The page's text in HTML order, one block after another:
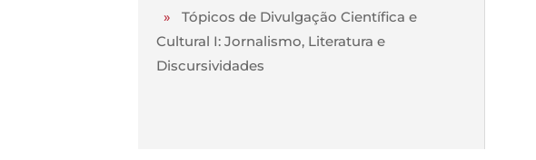
» Tópicos de Divulgação Científica e
Cultural I: Jornalismo, Literatura e
Discursividades